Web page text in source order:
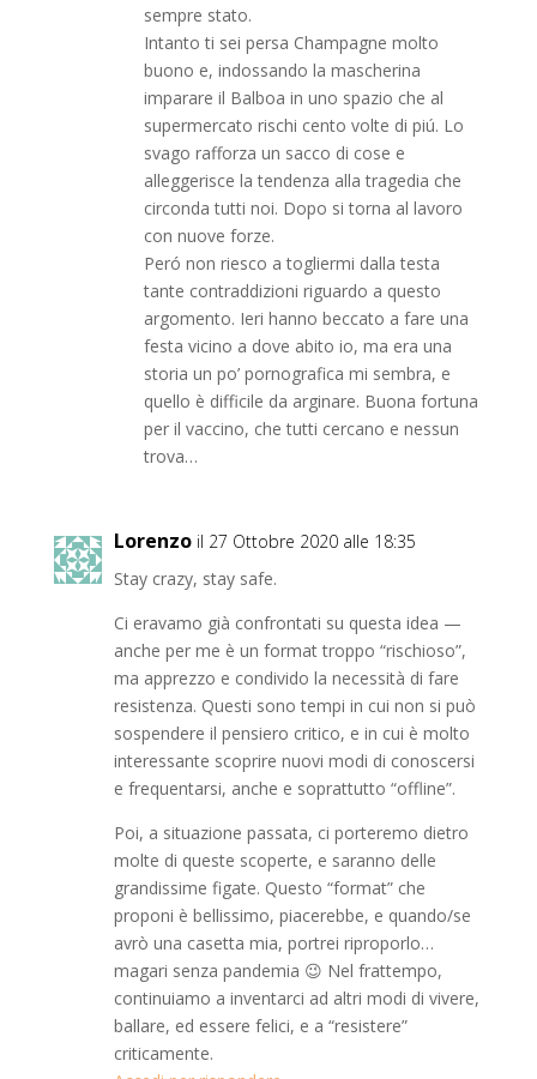
sempre stato.
Intanto ti sei persa Champagne molto
buono e, indossando la mascherina
imparare il Balboa in uno spazio che al
supermercato rischi cento volte di piú. Lo
svago rafforza un sacco di cose e
alleggerisce la tendenza alla tragedia che
circonda tutti noi. Dopo si torna al lavoro
con nuove forze.
Peró non riesco a togliermi dalla testa
tante contraddizioni riguardo a questo
argomento. Ieri hanno beccato a fare una
festa vicino a dove abito io, ma era una
storia un po’ pornografica mi sembra, e
quello è difficile da arginare. Buona fortuna
per il vaccino, che tutti cercano e nessun
trova…
Lorenzo il 27 Ottobre 2020 alle 18:35
Stay crazy, stay safe.
Ci eravamo già confrontati su questa idea —
anche per me è un format troppo “rischioso”,
ma apprezzo e condivido la necessità di fare
resistenza. Questi sono tempi in cui non si può
sospendere il pensiero critico, e in cui è molto
interessante scoprire nuovi modi di conoscersi
e frequentarsi, anche e soprattutto “offline”.
Poi, a situazione passata, ci porteremo dietro
molte di queste scoperte, e saranno delle
grandissime figate. Questo “format” che
proponi è bellissimo, piacerebbe, e quando/se
avrò una casetta mia, portrei riproporlo…
magari senza pandemia 😉 Nel frattempo,
continuiamo a inventarci ad altri modi di vivere,
ballare, ed essere felici, e a “resistere”
criticamente.